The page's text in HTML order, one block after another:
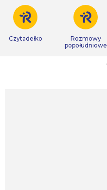
Czytadełko
Rozmowy
popołudniowe